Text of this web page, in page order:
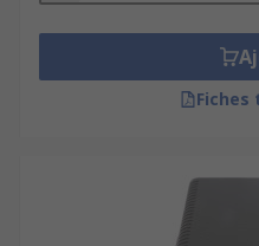
Fiches